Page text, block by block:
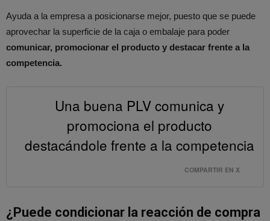
Ayuda a la empresa a posicionarse mejor, puesto que se puede
aprovechar la superficie de la caja o embalaje para poder
comunicar, promocionar el producto y destacar frente a la
competencia.
Una buena PLV comunica y
promociona el producto
destacándole frente a la competencia
COMPARTIR EN X
¿Puede condicionar la reacción de compra